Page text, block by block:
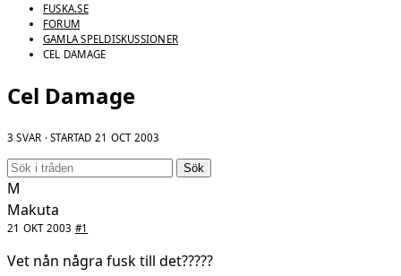
FUSKA.SE
FORUM
GAMLA SPELDISKUSSIONER
CEL DAMAGE
Cel Damage
3 SVAR · STARTAD 21 OCT 2003
Sök
M
Makuta
21 OKT 2003 #1
Vet nån några fusk till det?????